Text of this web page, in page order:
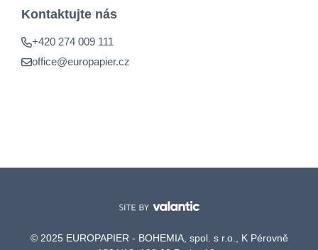
Kontaktujte nás
+420 274 009 111
office@europapier.cz
© 2025 EUROPAPIER - BOHEMIA, spol. s r.o., K Pérovně